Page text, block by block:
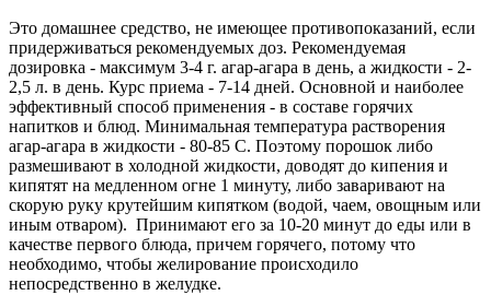
Это домашнее средство, не имеющее противопоказаний, если
придерживаться рекомендуемых доз. Рекомендуемая
дозировка - максимум 3-4 г. агар-агара в день, а жидкости - 2-
2,5 л. в день. Курс приема - 7-14 дней. Основной и наиболее
эффективный способ применения - в составе горячих
напитков и блюд. Минимальная температура растворения
агар-агара в жидкости - 80-85 С. Поэтому порошок либо
размешивают в холодной жидкости, доводят до кипения и
кипятят на медленном огне 1 минуту, либо заваривают на
скорую руку крутейшим кипятком (водой, чаем, овощным или
иным отваром). Принимают его за 10-20 минут до еды или в
качестве первого блюда, причем горячего, потому что
необходимо, чтобы желирование происходило
непосредственно в желудке.